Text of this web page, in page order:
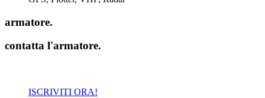
armatore.
contatta l'armatore.
ISCRIVITI ORA!